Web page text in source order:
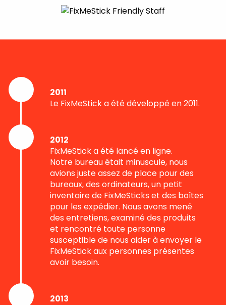
2011
Le FixMeStick a été développé en 2011.
2012
FixMeStick a été lancé en ligne.
Notre bureau était minuscule, nous
avions juste assez de place pour des
bureaux, des ordinateurs, un petit
inventaire de FixMeSticks et des boîtes
pour les expédier. Nous avons mené
des entretiens, examiné des produits
et rencontré toute personne
susceptible de nous aider à envoyer le
FixMeStick aux personnes présentes
avoir besoin.
2013